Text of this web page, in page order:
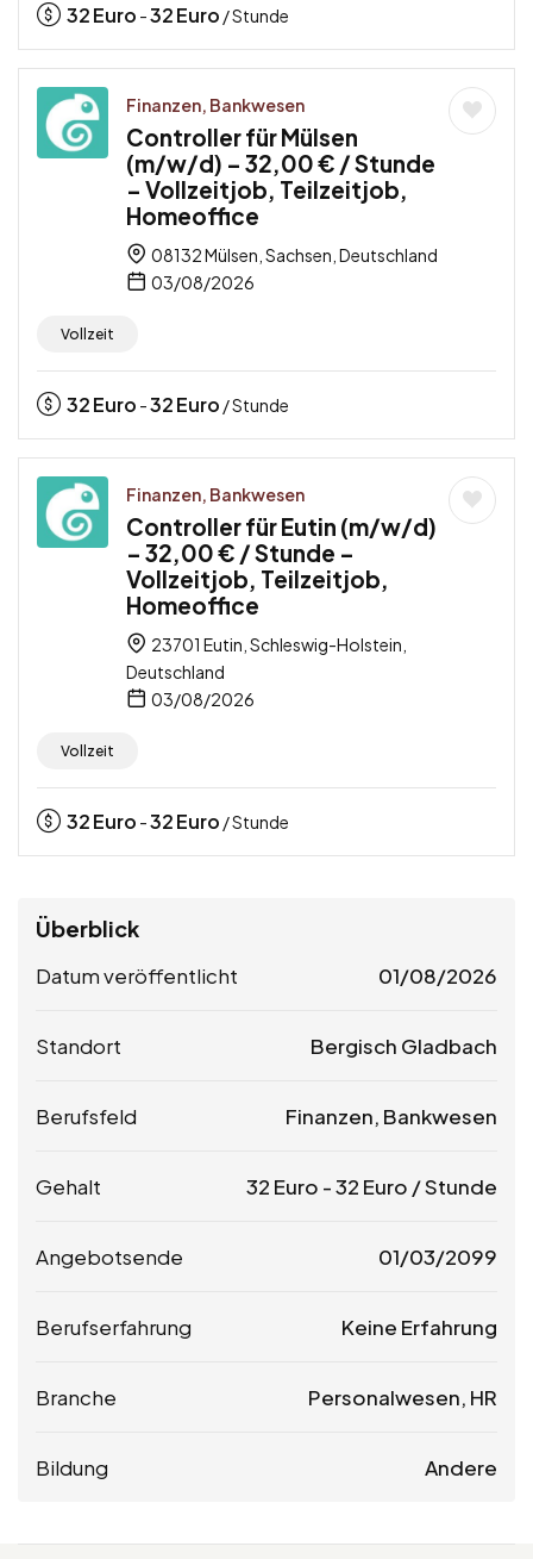
32Euro -32Euro / Stunde
Finanzen, Bankwesen
Controller für Mülsen
(m/w/d) – 32,00 € / Stunde
– Vollzeitjob, Teilzeitjob,
Homeoffice
08132 Mülsen, Sachsen, Deutschland
03/08/2026
Vollzeit
32Euro -32Euro / Stunde
Finanzen, Bankwesen
Controller für Eutin (m/w/d)
– 32,00 € / Stunde –
Vollzeitjob, Teilzeitjob,
Homeoffice
23701 Eutin, Schleswig-Holstein,
Deutschland
03/08/2026
Vollzeit
32Euro -32Euro / Stunde
Überblick
Datum veröffentlicht 01/08/2026
Standort Bergisch Gladbach
Berufsfeld Finanzen, Bankwesen
Gehalt 32 Euro -32 Euro / Stunde
Angebotsende 01/03/2099
Berufserfahrung Keine Erfahrung
Branche Personalwesen, HR
Bildung Andere